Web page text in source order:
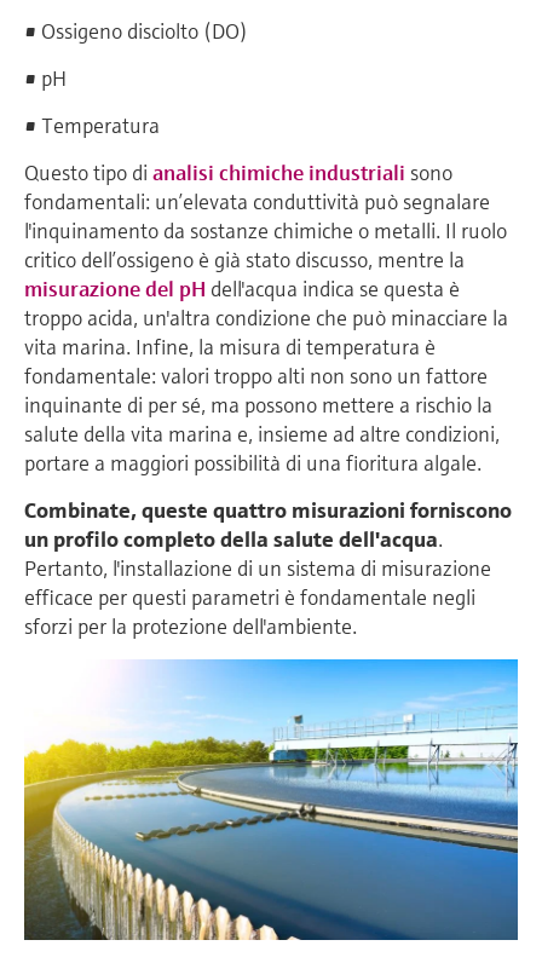
• Ossigeno disciolto (DO)
• pH
• Temperatura
Questo tipo di analisi chimiche industriali sono
fondamentali: un’elevata conduttività può segnalare
l'inquinamento da sostanze chimiche o metalli. Il ruolo
critico dell’ossigeno è già stato discusso, mentre la
misurazione del pH dell'acqua indica se questa è
troppo acida, un'altra condizione che può minacciare la
vita marina. Infine, la misura di temperatura è
fondamentale: valori troppo alti non sono un fattore
inquinante di per sé, ma possono mettere a rischio la
salute della vita marina e, insieme ad altre condizioni,
portare a maggiori possibilità di una fioritura algale.
Combinate, queste quattro misurazioni forniscono
un profilo completo della salute dell'acqua.
Pertanto, l'installazione di un sistema di misurazione
efficace per questi parametri è fondamentale negli
sforzi per la protezione dell'ambiente.